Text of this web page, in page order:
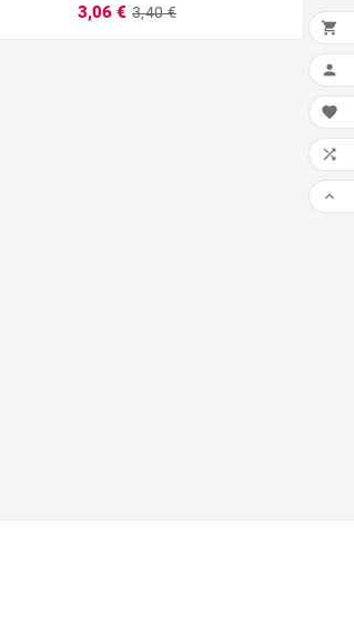
3,06 € 3,40 €




